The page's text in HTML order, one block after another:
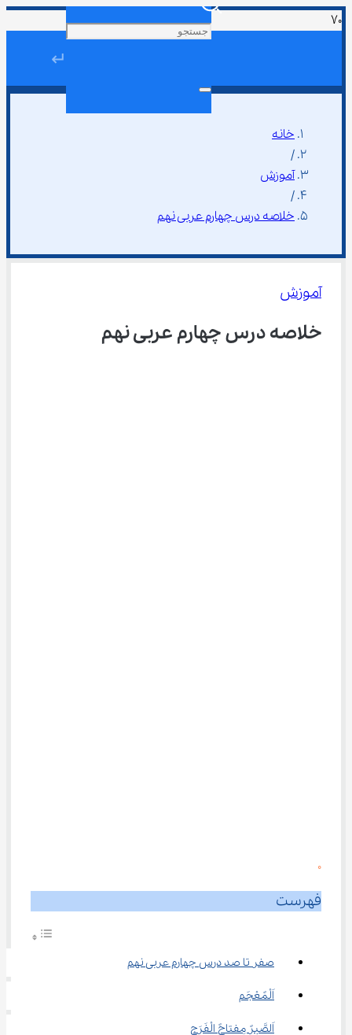
↵
خانه
/
آموزش
/
خلاصه درس چهارم عربی نهم
آموزش
خلاصه درس چهارم عربی نهم
0
فهرست
صفر تا صد درس چهارم عربی نهم
اَلْمًعْجَم
اَلصَّبرً مِفتاحً الْفَرَجِ